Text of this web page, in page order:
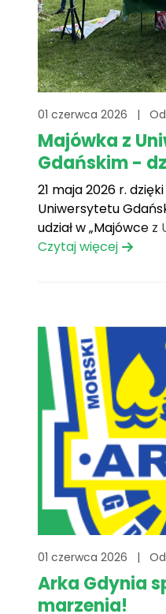
01 czerwca 2026 |
Majówka z
Gdańskim -
21 maja 2026 r.
Uniwersytetu
udział w „Majówce z
społeczności
w gronie
marzeniach,
młodych ludzi.[...]
Czytaj więcej
01 czerwca 2026 |
Arka Gdynia
marzenia!